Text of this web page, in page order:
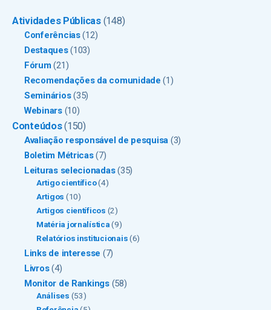
Atividades Públicas(148)
Conferências(12)
Destaques(103)
Fórum (21)
Recomendações da comunidade (1)
Seminários(35)
Webinars(10)
Conteúdos(150)
Avaliação responsável de pesquisa (3)
Boletim Métricas(7)
Leituras selecionadas(35)
Artigo científico(4)
Artigos (10)
Artigos científicos (2)
Matéria jornalística (9)
Relatórios institucionais (6)
Links de interesse (7)
Livros(4)
Monitor de Rankings(58)
Análises (53)